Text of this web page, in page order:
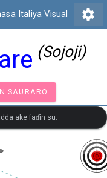
Italiya Visual settings
(Sojoji)
SAURARO
ake faɗin su.